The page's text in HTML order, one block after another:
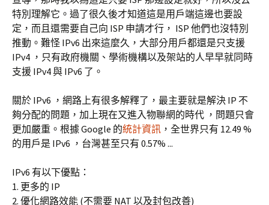
特別理解它。過了很久後才知道這是用戶端這邊也要設
定，而且還需要自己向 ISP 申請才行， ISP 他們也沒特別
推動。難怪 IPv6 出來這麼久，大部分用戶都還是只支援
IPv4 ，只有政府機關、學術機構以及架站的人早早就同時
支援 IPv4 與 IPv6 了。
關於 IPv6 ，網路上有很多解釋了，最主要就是解決 IP 不
夠分配的問題，加上現在又進入物聯網的時代 ，問題只會
更加嚴重。根據 Google 的統計資訊 ，全世界只有 12.49 %
的用戶是 IPv6 ，台灣甚至只有 0.57% ...
IPv6 有以下優點：
1. 更多的 IP
2. 優化網路效能 (不需要 NAT 以及封包改善)